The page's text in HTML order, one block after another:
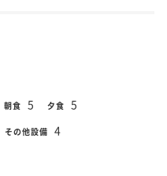
朝食 5 夕食 5
その他設備 4